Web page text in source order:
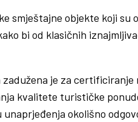
objekte koji su
bi od klasičnih
je za
kvalitete turističke
okolišno